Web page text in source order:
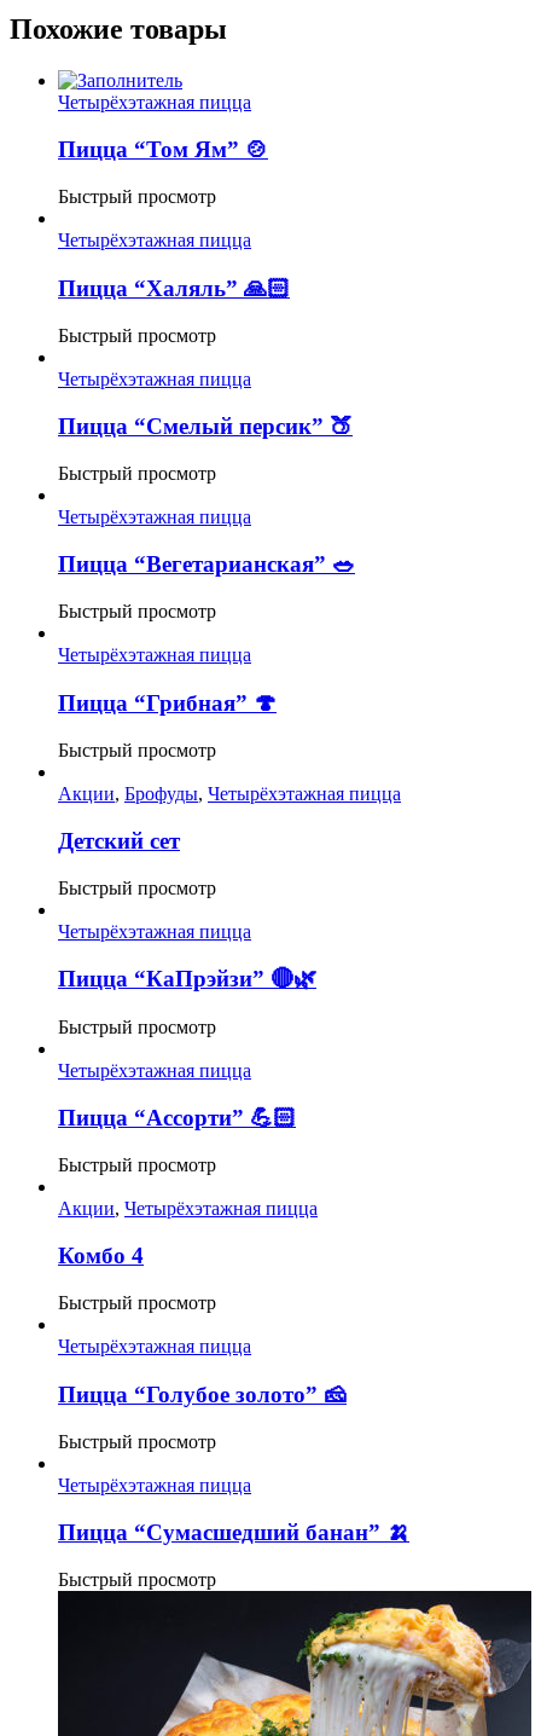
Похожие товары
Четырёхэтажная пицца
Пицца “Том Ям” 🍲
Быстрый просмотр
Четырёхэтажная пицца
Пицца “Халяль” 🙏🏻
Быстрый просмотр
Четырёхэтажная пицца
Пицца “Смелый персик” 🍑
Быстрый просмотр
Четырёхэтажная пицца
Пицца “Вегетарианская” 🥗
Быстрый просмотр
Четырёхэтажная пицца
Пицца “Грибная” 🍄
Быстрый просмотр
Акции, Брофуды, Четырёхэтажная пицца
Детский сет
Быстрый просмотр
Четырёхэтажная пицца
Пицца “КаПрэйзи” 🔴🌿
Быстрый просмотр
Четырёхэтажная пицца
Пицца “Ассорти” 💪🏻
Быстрый просмотр
Акции, Четырёхэтажная пицца
Комбо 4
Быстрый просмотр
Четырёхэтажная пицца
Пицца “Голубое золото” 🧀
Быстрый просмотр
Четырёхэтажная пицца
Пицца “Сумасшедший банан” 🍌
Быстрый просмотр